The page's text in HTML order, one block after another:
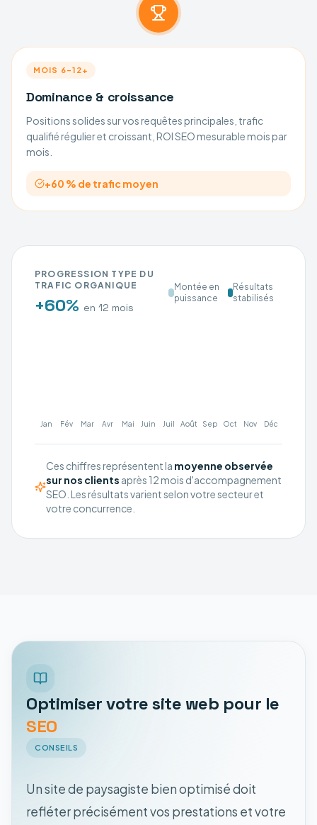
MOIS 6–12+
Dominance & croissance
Positions solides sur vos requêtes principales, trafic
qualifié régulier et croissant, ROI SEO mesurable mois par
mois.
+60 % de trafic moyen
PROGRESSION TYPE DU
TRAFIC ORGANIQUE
+60% en 12 mois
Montée en
puissance
Résultats
stabilisés
Jan Fév Mar Avr Mai Juin Juil Août Sep Oct Nov Déc
Ces chiffres représentent la moyenne observée
sur nos clients après 12 mois d'accompagnement
SEO. Les résultats varient selon votre secteur et
votre concurrence.
Optimiser votre site web pour le
SEO
CONSEILS
Un site de paysagiste bien optimisé doit
refléter précisément vos prestations et votre